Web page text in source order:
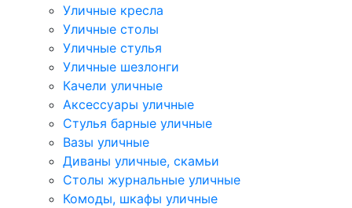
Уличные кресла
Уличные столы
Уличные стулья
Уличные шезлонги
Качели уличные
Аксессуары уличные
Стулья барные уличные
Вазы уличные
Диваны уличные, скамьи
Столы журнальные уличные
Комоды, шкафы уличные